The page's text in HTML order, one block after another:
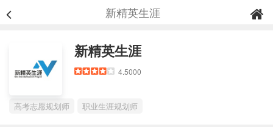
新精英生涯
新精英生涯
4.5000
高考志愿规划师 职业生涯规划师